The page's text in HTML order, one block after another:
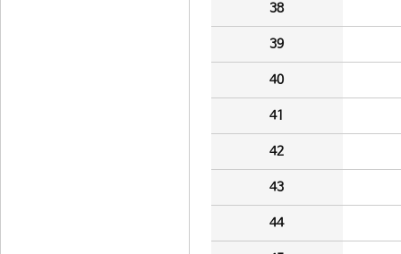
38
39
40
41
42
43
44